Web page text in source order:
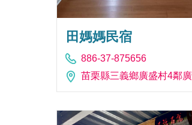
田媽媽民宿
886-37-875656
苗栗縣三義鄉廣盛村4鄰